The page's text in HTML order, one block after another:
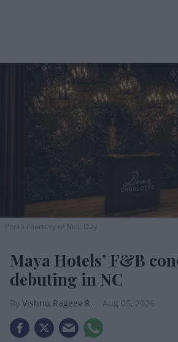
Photo courtesy of Nice Day
Maya Hotels’ F&B
debuting in NC
Vishnu Rageev R. Aug 05, 2026
Maya Hotels’ F&B concept
open in late fall.